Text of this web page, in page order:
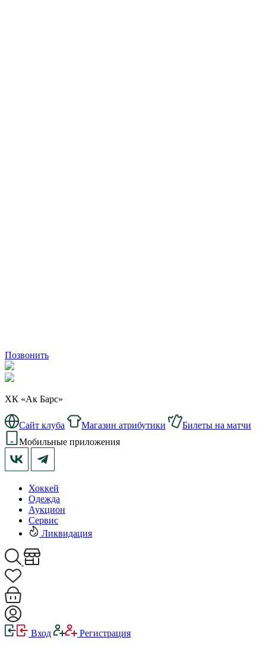
Позвонить
ХК «Ак Барс»
Сайт клуба Магазин атрибутики
Билеты на матчи
Мобильные приложения
Хоккей
Одежда
Аукцион
Сервис
Ликвидация
Вход Регистрация